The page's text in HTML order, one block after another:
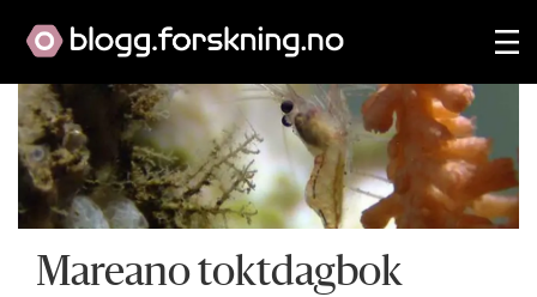
Mareano toktdagbok